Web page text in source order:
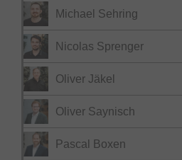
Michael Sehring
Nicolas Sprenger
Oliver Jäkel
Oliver Saynisch
Pascal Boxen